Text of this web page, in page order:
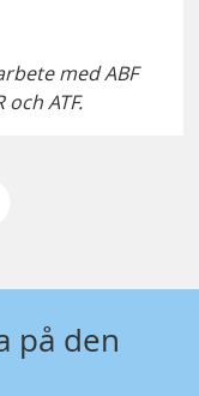
med ABF
ATF.
på den